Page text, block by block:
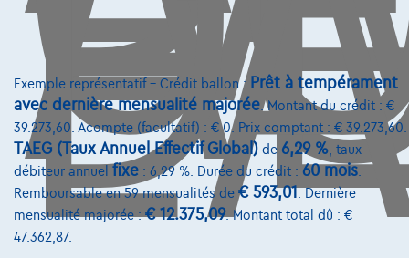
Exemple représentatif – Crédit ballon : Prêt à tempérament
avec dernière mensualité majorée. Montant du crédit : €
39.273,60. Acompte (facultatif) : € 0. Prix comptant : € 39.273,60.
TAEG (Taux Annuel Effectif Global) de 6,29 % , taux
débiteur annuel fixe : 6,29 %. Durée du crédit : 60 mois
Remboursable en 59 mensualités de € 593,01 . Dernière
mensualité majorée :€ 12.375,09. Montant total dû : €
47.362,87.